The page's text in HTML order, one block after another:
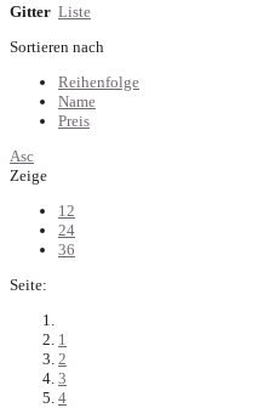
Gitter Liste
Sortieren nach
Reihenfolge
Name
Preis
Asc
Zeige
12
24
36
Seite:
1
2
3
4